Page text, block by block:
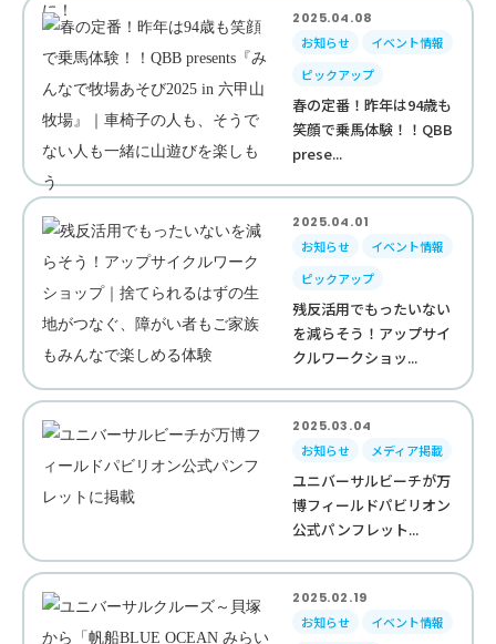
2025.04.08
お知らせ
イベント情報
ピックアップ
春の定番！昨年は94歳も
笑顔で乗馬体験！！QBB
prese...
2025.04.01
お知らせ
イベント情報
ピックアップ
残反活用でもったいない
を減らそう！アップサイ
クルワークショッ...
2025.03.04
お知らせ
メディア掲載
ユニバーサルビーチが万
博フィールドパビリオン
公式パンフレット...
2025.02.19
お知らせ
イベント情報